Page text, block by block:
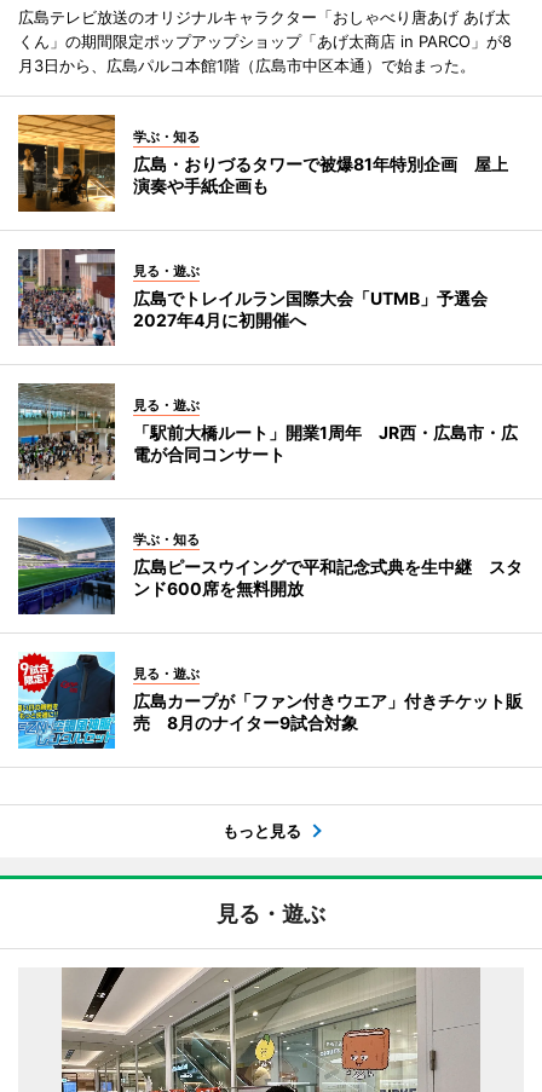
広島テレビ放送のオリジナルキャラクター「おしゃべり唐あげ あげ太
くん」の期間限定ポップアップショップ「あげ太商店 in PARCO」が8
月3日から、広島パルコ本館1階（広島市中区本通）で始まった。
学ぶ・知る
広島・おりづるタワーで被爆81年特別企画 屋上
演奏や手紙企画も
見る・遊ぶ
広島でトレイルラン国際大会「UTMB」予選会
2027年4月に初開催へ
見る・遊ぶ
「駅前大橋ルート」開業1周年 JR西・広島市・広
電が合同コンサート
学ぶ・知る
広島ピースウイングで平和記念式典を生中継 スタ
ンド600席を無料開放
見る・遊ぶ
広島カープが「ファン付きウエア」付きチケット販
売 8月のナイター9試合対象
もっと見る
見る・遊ぶ